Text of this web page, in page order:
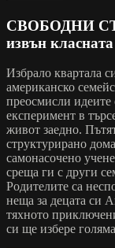
СВОБОДНИ
извън
Избрало квартала
американско
преосмисли идеите
експеримент в
живот заедно.
структурирано
самонасочено
среща ги с други
Родителите са
неща за децата си
тяхното
си ще избере